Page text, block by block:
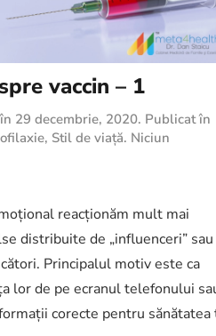
vaccin – 1
în 29 decembrie, 2020. Publicat în
, Stil de viață. Niciun
reacționăm mult mai
distribuite de „influenceri” sau
Principalul motiv este ca
lor de pe ecranul telefonului
corecte pentru sănătatea